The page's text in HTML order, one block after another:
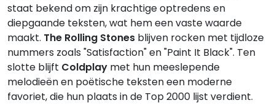
staat bekend om zijn krachtige optredens en
diepgaande teksten, wat hem een vaste waarde
maakt. The Rolling Stones blijven rocken met tijdloze
nummers zoals "Satisfaction" en "Paint It Black". Ten
slotte blijft Coldplay met hun meeslepende
melodieën en poëtische teksten een moderne
favoriet, die hun plaats in de Top 2000 lijst verdient.